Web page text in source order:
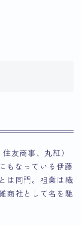
友商事、丸紅）
もなっている伊藤
は同門。祖業は繊
商社として名を馳